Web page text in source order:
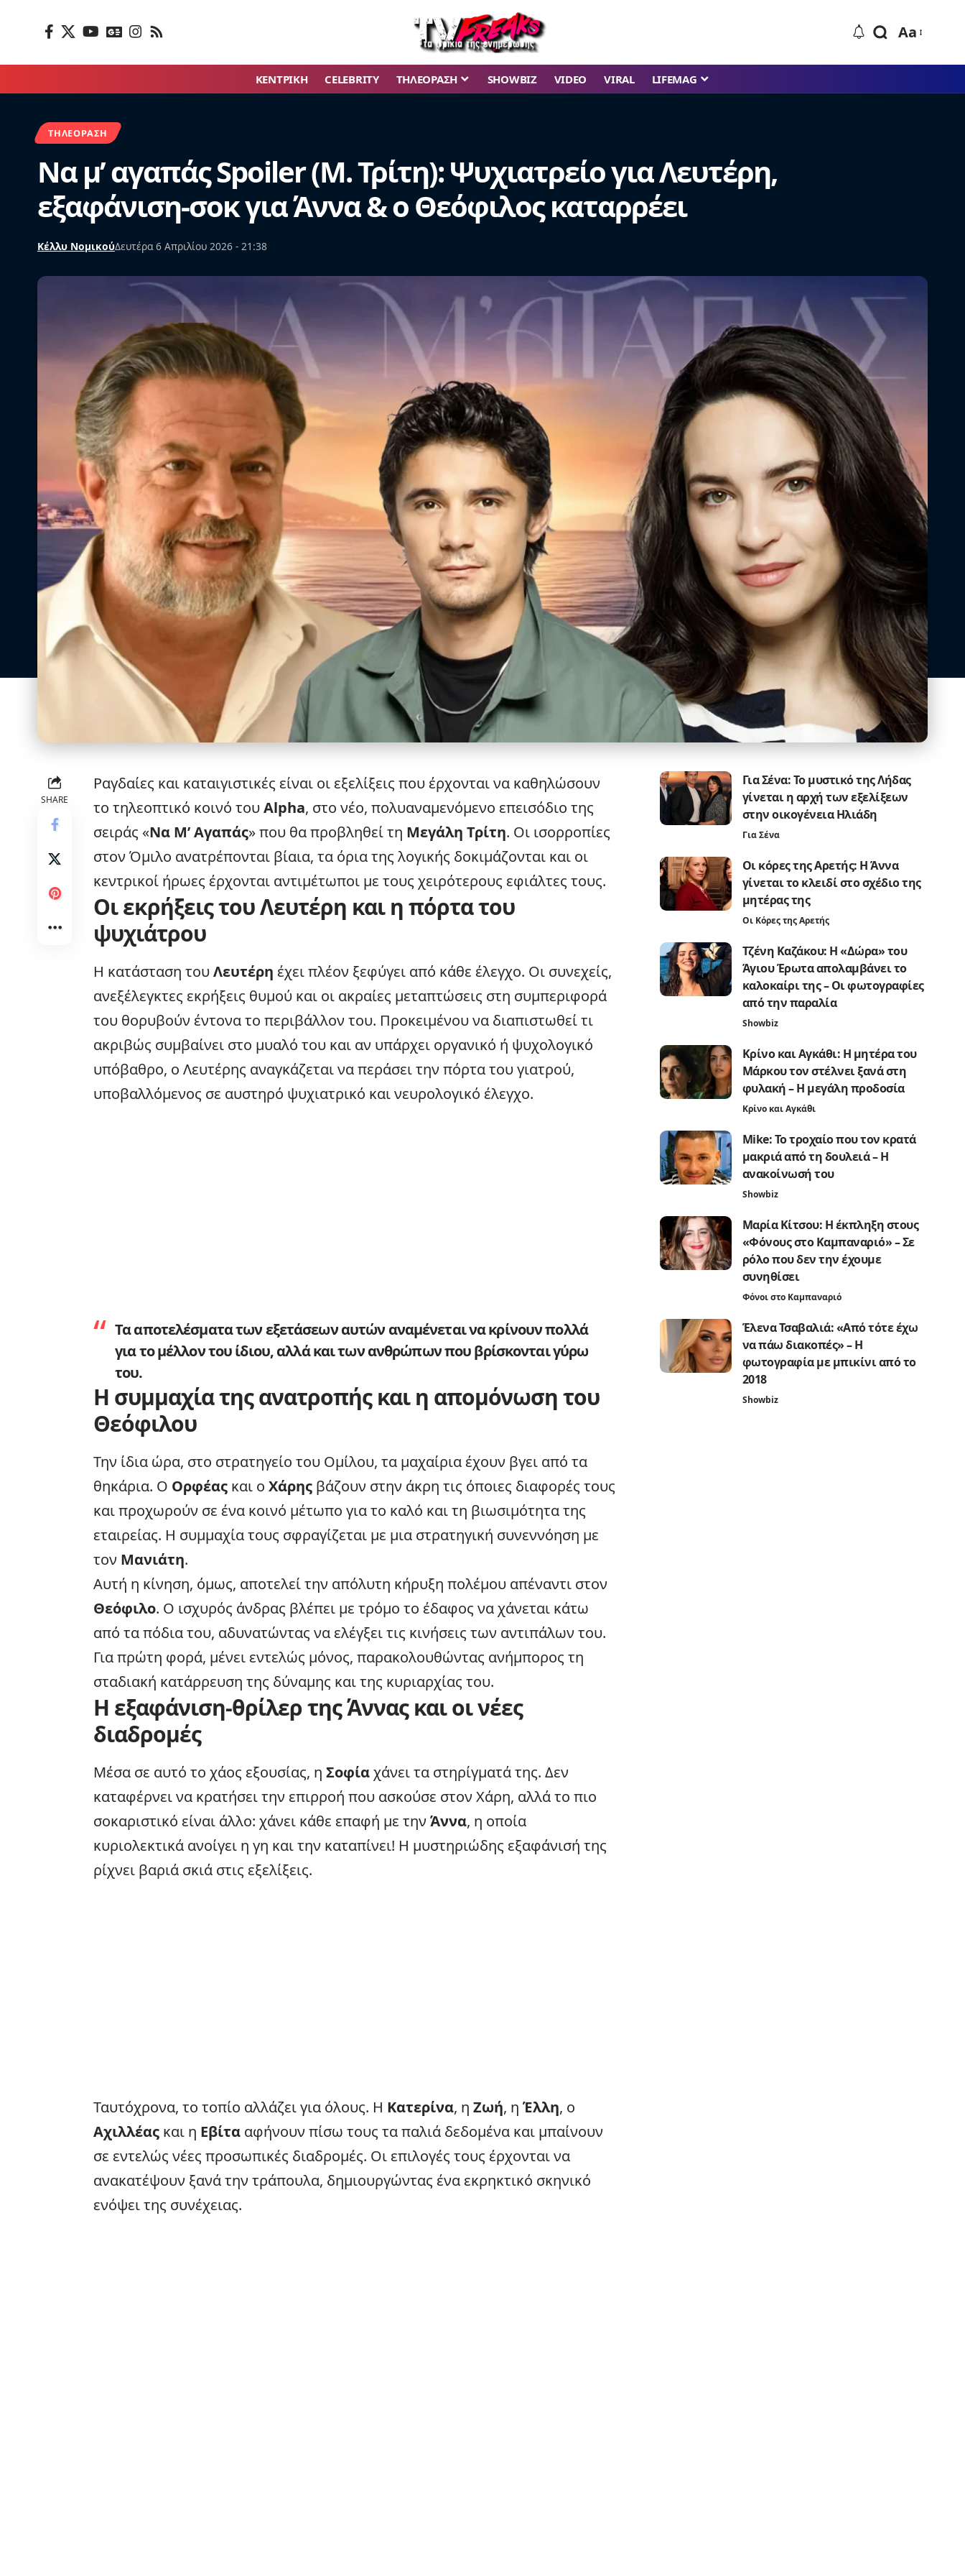
Aa
ΚΕΝΤΡΙΚΗ CELEBRITY ΤΗΛΕΟΡΑΣΗ SHOWBIZ VIDEO VIRAL LIFEMAG
ΤΗΛΕΌΡΑΣΗ
Να μ’ αγαπάς Spoiler (Μ. Τρίτη): Ψυχιατρείο για Λευτέρη,
εξαφάνιση-σοκ για Άννα & ο Θεόφιλος καταρρέει
Κέλλυ ΝομικούΔευτέρα 6 Απριλίου 2026 - 21:38
SHARE
Ραγδαίες και καταιγιστικές είναι οι εξελίξεις που έρχονται να καθηλώσουν
το τηλεοπτικό κοινό τουAlpha, στο νέο, πολυαναμενόμενο επεισόδιο της
σειράς «Να Μ’ Αγαπάς» που θα προβληθεί τη Μεγάλη Τρίτη. Οι ισορροπίες
στον Όμιλο ανατρέπονται βίαια, τα όρια της λογικής δοκιμάζονται και οι
κεντρικοί ήρωες έρχονται αντιμέτωποι με τους χειρότερους εφιάλτες τους.
Οι εκρήξεις του Λευτέρη και η πόρτα του
ψυχιάτρου
Η κατάσταση τουΛευτέρη έχει πλέον ξεφύγει από κάθε έλεγχο. Οι συνεχείς,
ανεξέλεγκτες εκρήξεις θυμού και οι ακραίες μεταπτώσεις στη συμπεριφορά
του θορυβούν έντονα το περιβάλλον του. Προκειμένου να διαπιστωθεί τι
ακριβώς συμβαίνει στο μυαλό του και αν υπάρχει οργανικό ή ψυχολογικό
υπόβαθρο, ο Λευτέρης αναγκάζεται να περάσει την πόρτα του γιατρού,
υποβαλλόμενος σε αυστηρό ψυχιατρικό και νευρολογικό έλεγχο.
Τα αποτελέσματα των εξετάσεων αυτών αναμένεται να κρίνουν πολλά
για το μέλλον του ίδιου, αλλά και των ανθρώπων που βρίσκονται γύρω
του.
Η συμμαχία της ανατροπής και η απομόνωση του
Θεόφιλου
Την ίδια ώρα, στο στρατηγείο του Ομίλου, τα μαχαίρια έχουν βγει από τα
θηκάρια. Ο Ορφέας και ο Χάρης βάζουν στην άκρη τις όποιες διαφορές τους
και προχωρούν σε ένα κοινό μέτωπο για το καλό και τη βιωσιμότητα της
εταιρείας. Η συμμαχία τους σφραγίζεται με μια στρατηγική συνεννόηση με
τον Μανιάτη.
Αυτή η κίνηση, όμως, αποτελεί την απόλυτη κήρυξη πολέμου απέναντι στον
Θεόφιλο. Ο ισχυρός άνδρας βλέπει με τρόμο το έδαφος να χάνεται κάτω
από τα πόδια του, αδυνατώντας να ελέγξει τις κινήσεις των αντιπάλων του.
Για πρώτη φορά, μένει εντελώς μόνος, παρακολουθώντας ανήμπορος τη
σταδιακή κατάρρευση της δύναμης και της κυριαρχίας του.
Η εξαφάνιση-θρίλερ της Άννας και οι νέες
διαδρομές
Μέσα σε αυτό το χάος εξουσίας, η Σοφίαχάνει τα στηρίγματά της. Δεν
καταφέρνει να κρατήσει την επιρροή που ασκούσε στον Χάρη, αλλά το πιο
σοκαριστικό είναι άλλο: χάνει κάθε επαφή με την Άννα, η οποία
κυριολεκτικά ανοίγει η γη και την καταπίνει! Η μυστηριώδης εξαφάνισή της
ρίχνει βαριά σκιά στις εξελίξεις.
Ταυτόχρονα, το τοπίο αλλάζει για όλους. Η Κατερίνα, η Ζωή, η Έλλη, ο
Αχιλλέας και η Εβίτα αφήνουν πίσω τους τα παλιά δεδομένα και μπαίνουν
σε εντελώς νέες προσωπικές διαδρομές. Οι επιλογές τους έρχονται να
ανακατέψουν ξανά την τράπουλα, δημιουργώντας ένα εκρηκτικό σκηνικό
ενόψει της συνέχειας.
Για Σένα: Το μυστικό της Λήδας
γίνεται η αρχή των εξελίξεων
στην οικογένεια Ηλιάδη
Για Σένα
Οι κόρες της Αρετής: Η Άννα
γίνεται το κλειδί στο σχέδιο της
μητέρας της
Οι Κόρες της Αρετής
Τζένη Καζάκου: Η «Δώρα» του
Άγιου Έρωτα απολαμβάνει το
καλοκαίρι της – Οι φωτογραφίες
από την παραλία
Showbiz
Κρίνο και Αγκάθι: Η μητέρα του
Μάρκου τον στέλνει ξανά στη
φυλακή – Η μεγάλη προδοσία
Κρίνο και Αγκάθι
Mike: Το τροχαίο που τον κρατά
μακριά από τη δουλειά – Η
ανακοίνωσή του
Showbiz
Μαρία Κίτσου: Η έκπληξη στους
«Φόνους στο Καμπαναριό» – Σε
ρόλο που δεν την έχουμε
συνηθίσει
Φόνοι στο Καμπαναριό
Έλενα Τσαβαλιά: «Από τότε έχω
να πάω διακοπές» – Η
φωτογραφία με μπικίνι από το
2018
Showbiz